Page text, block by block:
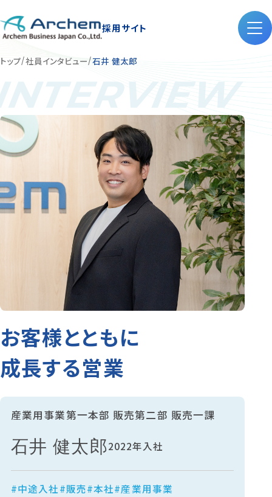
採用サイト
トップ 社員インタビュー 石井 健太郎
お客様とともに
成長する営業
産業用事業第一本部 販売第二部 販売一課
石井 健太郎2022年入社
#中途入社#販売#本社#産業用事業